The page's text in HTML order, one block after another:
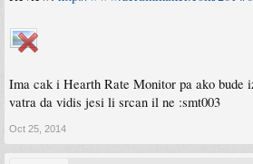
Ima cak i Hearth Rate Monitor pa ako bude
vatra da vidis jesi li srcan il ne :smt003
Oct 25, 2014